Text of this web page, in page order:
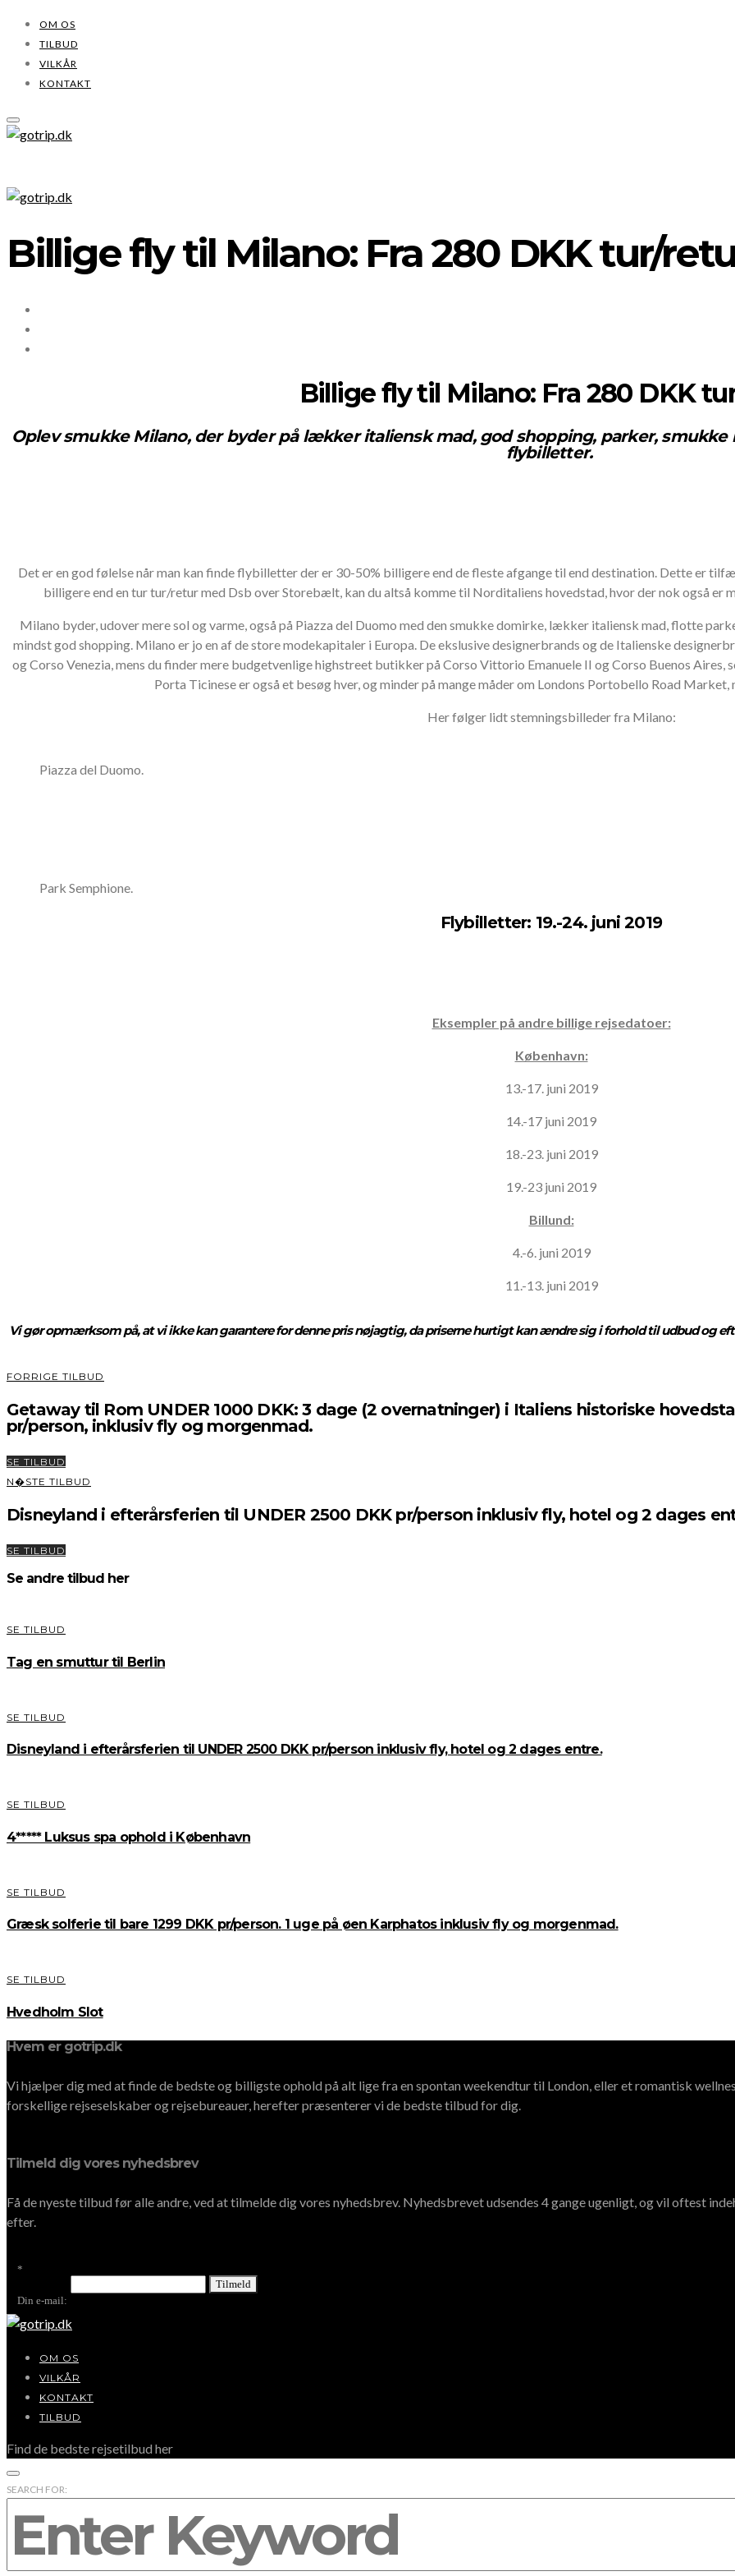
OM OS
TILBUD
VILKÅR
KONTAKT
Billige fly til Milano: Fra 280 DKK tur/
Billige fly til Milano: Fra 280 DKK
Oplev smukke Milano, der byder på lækker italiensk mad, god shopping, parker,
flybilletter.
Det er en god følelse når man kan finde flybilletter der er 30-50% billigere end de fleste afgange til end destination. Dette er
billigere end en tur tur/retur med Dsb over Storebælt, kan du altså komme til Norditaliens hovedstad, hvor der nok også er
Milano byder, udover mere sol og varme, også på Piazza del Duomo med den smukke domirke, lækker italiensk mad, flotte
mindst god shopping. Milano er jo en af de store modekapitaler i Europa. De ekslusive designerbrands og de Italienske
og Corso Venezia, mens du finder mere budgetvenlige highstreet butikker på Corso Vittorio Emanuele II og Corso Buenos Aires,
Porta Ticinese er også et besøg hver, og minder på mange måder om Londons Portobello Road
Her følger lidt stemningsbilleder fra Milano:
Piazza del Duomo.
Park Semphione.
Flybilletter: 19.-24. juni 2019
Eksempler på andre billige rejsedatoer:
København:
13.-17. juni 2019
14.-17 juni 2019
18.-23. juni 2019
19.-23 juni 2019
Billund:
4.-6. juni 2019
11.-13. juni 2019
Vi gør opmærksom på, at vi ikke kan garantere for denne pris nøjagtig, da priserne hurtigt kan ændre sig i forhold til udbud og
FORRIGE TILBUD
Getaway til Rom UNDER 1000 DKK: 3 dage (2 overnatninger) i Italiens historiske
pr/person, inklusiv fly og morgenmad.
SE TILBUD
N�STE TILBUD
Disneyland i efterårsferien til UNDER 2500 DKK pr/person inklusiv fly, hotel og 2 dages
SE TILBUD
Se andre tilbud her
SE TILBUD
Tag en smuttur til Berlin
SE TILBUD
Disneyland i efterårsferien til UNDER 2500 DKK pr/person inklusiv fly, hotel og 2 dages entre.
SE TILBUD
4***** Luksus spa ophold i København
SE TILBUD
Græsk solferie til bare 1299 DKK pr/person. 1 uge på øen Karphatos inklusiv fly og morgenmad.
SE TILBUD
Hvedholm Slot
Hvem er gotrip.dk
Vi hjælper dig med at finde de bedste og billigste ophold på alt lige fra en spontan weekendtur til London, eller et romantisk
forskellige rejseselskaber og rejsebureauer, herefter præsenterer vi de bedste tilbud for dig.
Tilmeld dig vores nyhedsbrev
Få de nyeste tilbud før alle andre, ved at tilmelde dig vores nyhedsbrev. Nyhedsbrevet udsendes 4 gange ugenligt, og vil oftest
efter.
*
Din e-mail:
OM OS
VILKÅR
KONTAKT
TILBUD
Find de bedste rejsetilbud her
SEARCH FOR: